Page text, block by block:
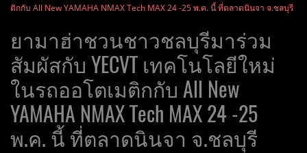
ติกกับ All New YAMAHA NMAX Tech MAX 24 -25 พ.ค. นี้ ที่ตลาดนินจา จ.ชลบุรี
ยามาฮ่าชวนชาวชลบุรีมาร่วม
สัมผัสกับ YECVT เทคโนโลยีใหม่
ในรถออโตเมติกกับ All New
YAMAHA NMAX Tech MAX 24 -25
พ.ค. นี้ ที่ตลาดนินจา จ.ชลบุรี